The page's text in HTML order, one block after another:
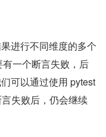
进行不同维度的多个
一个断言失败，后
可以通过使用 pytest
失败后，仍会继续